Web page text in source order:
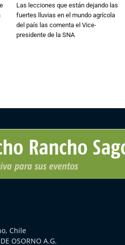
Las lecciones que están dejando las
fuertes lluvias en el mundo agrícola
del país las comenta el Vice-
presidente de la SNA
Chile
OSORNO A.G.